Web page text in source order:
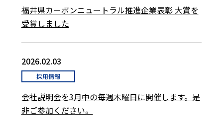
福井県カーボンニュートラル推進企業表彰 大賞を
受賞しました
2026.02.03
採用情報
会社説明会を3月中の毎週木曜日に開催します。是
非ご参加ください。